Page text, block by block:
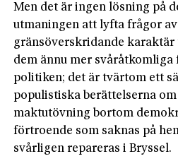
Men det är ingen lösning på
utmaningen att lyfta frågor
gränsöverskridande
dem ännu mer
politiken; det är tvärtom ett
populistiska berättelserna
maktutövning bortom
förtroende som saknas på
svårligen repareras i Bryssel.